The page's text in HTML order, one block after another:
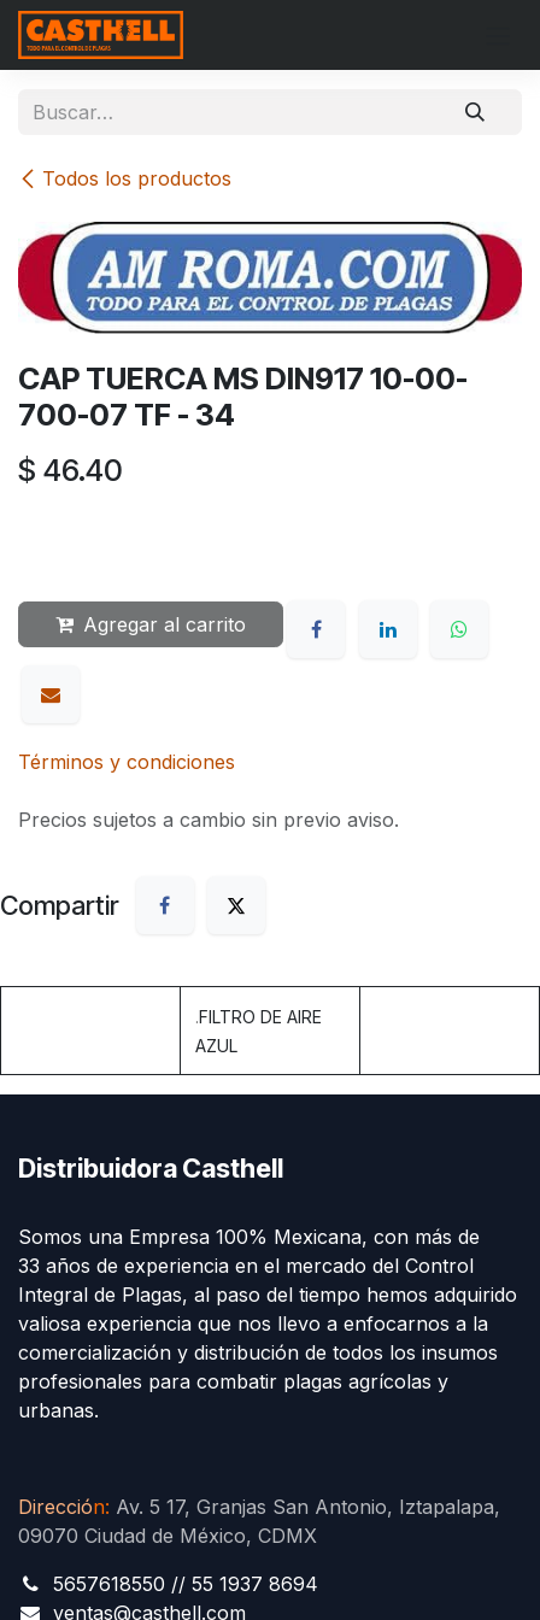
Ir al contenido
Todos los productos
CAP TUERCA MS DIN917 10-00-
700-07 TF - 34
$ 46.40
Agregar al carrito
Términos y condiciones
Precios sujetos a cambio sin previo aviso.
Compartir
.FILTRO DE AIRE
AZUL
Distribuidora Casthell
Somos una Empresa 100% Mexicana, con más de
33 años de experiencia en el mercado del Control
Integral de Plagas, al paso del tiempo hemos adquirido
valiosa experiencia que nos llevo a enfocarnos a la
comercialización y distribución de todos los insumos
profesionales para combatir plagas agrícolas y
urbanas.
Dirección: Av. 5 17, Granjas San Antonio, Iztapalapa,
09070 Ciudad de México, CDMX
5657618550 // 55 1937 8694
ventas@casthell.com